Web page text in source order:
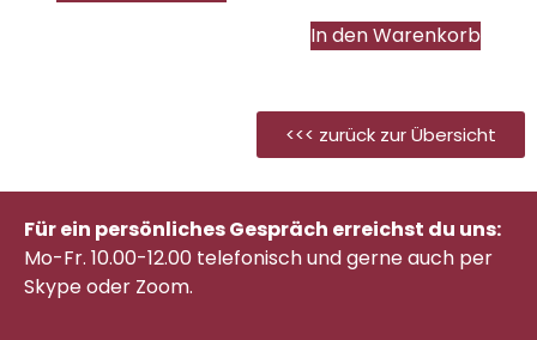
In den Warenkorb
<<< zurück zur Übersicht
Für ein persönliches Gespräch erreichst du uns:
Mo-Fr. 10.00-12.00 telefonischund gerne auch per
Skype oder Zoom.